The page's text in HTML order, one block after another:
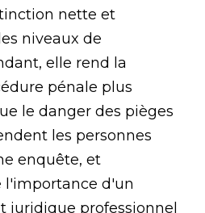
nette et
niveaux de
elle rend la
pénale plus
le danger des pièges
les personnes
enquête, et
l'importance d'un
juridique professionnel